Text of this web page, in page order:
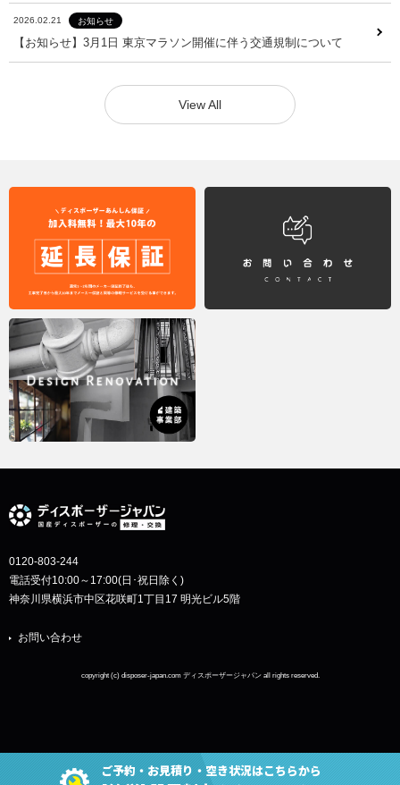
2026.02.21 お知らせ
【お知らせ】3月1日 東京マラソン開催に伴う交通規制について
View All
お知らせ
【お知らせ】3月1日 東京マラソン開催に伴う交通規制について
0120-803-244
電話受付10:00～17:00(日･祝日除く)
神奈川県横浜市中区花咲町1丁目17 明光ビル5階
お問い合わせ
copyright (c) disposer-japan.com ディスポーザージャパン all rights reserved.
ご予約・お見積り・空き状況はこちらから